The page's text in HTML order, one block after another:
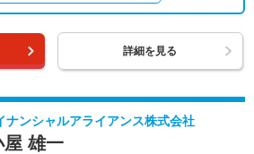
詳細を見る
ナンシャルアライアンス株式会社
屋 雄一